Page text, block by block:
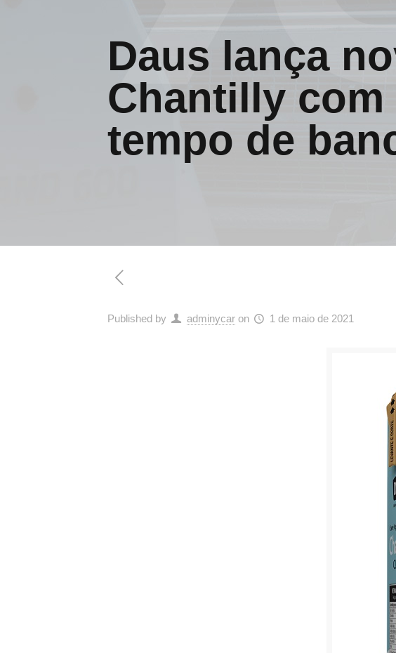
Daus lança
Chantilly com
tempo de
Published by adminycar on 1 de maio de 2021